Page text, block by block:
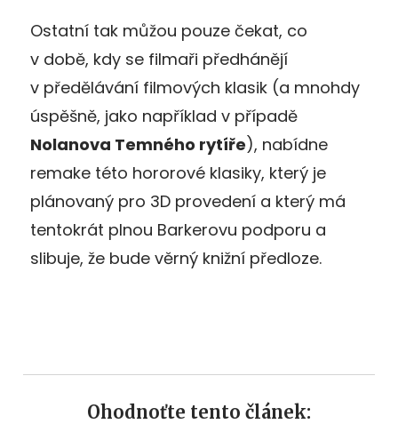
Ostatní tak můžou pouze čekat, co
v době, kdy se filmaři předhánějí
v předělávání filmových klasik (a mnohdy
úspěšně, jako například v případě
Nolanova Temného rytíře), nabídne
remake této hororové klasiky, který je
plánovaný pro 3D provedení a který má
tentokrát plnou Barkerovu podporu a
slibuje, že bude věrný knižní předloze.
Ohodnoťte tento článek: